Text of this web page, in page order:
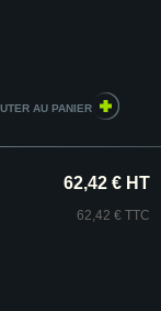
62,42 € HT
62,42 € TTC